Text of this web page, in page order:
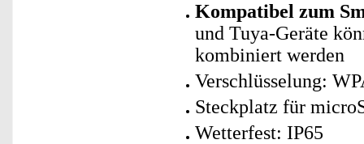
Kompatibel zum
und Tuya-Geräte
kombiniert werden
Verschlüsselung:
Steckplatz für
Wetterfest: IP65